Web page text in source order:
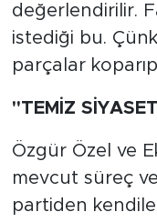
değerlendirilir.
istediği bu.
parçalar
"TEMİZ
Özgür Özel ve
mevcut süreç
partiden